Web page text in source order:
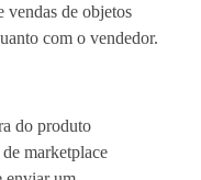
vendas de objetos
com o vendedor.
do produto
marketplace